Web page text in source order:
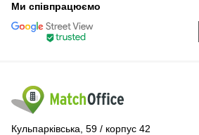
Ми співпрацюємо
Кульпарківська, 59 / корпус 42